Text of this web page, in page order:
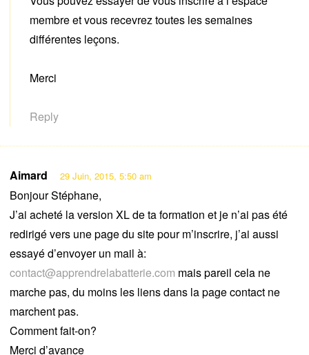
membre et vous recevrez toutes les semaines
différentes leçons.
Merci
Reply
Aimard 29 Juin, 2015, 5:50 am
Bonjour Stéphane,
J’ai acheté la version XL de ta formation et je n’ai pas été
redirigé vers une page du site pour m’inscrire, j’ai aussi
essayé d’envoyer un mail à:
contact@apprendrelabatterie.com mais pareil cela ne
marche pas, du moins les liens dans la page contact ne
marchent pas.
Comment fait-on?
Merci d’avance